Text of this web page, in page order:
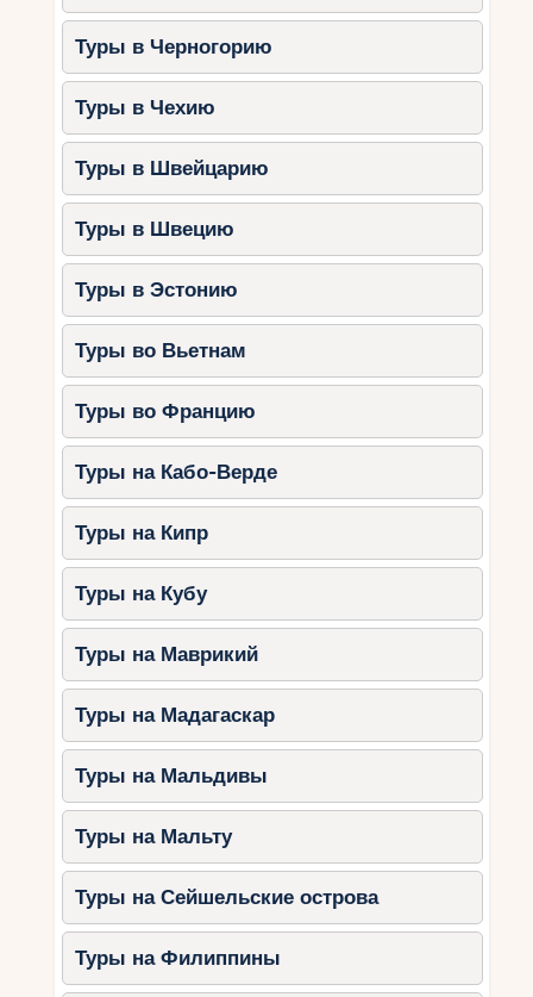
2. Falkensteiner Family Hotel
Diadora (Задар)
Особенности:
Детские бассейны и игровые зоны.
Анимация для детей.
Просторные номера для семей.
3. Amarin Family Hotel (Ровинь)
Особенности:
Развлекательные программы для
Бассейны с горками.
СПА для родителей.
Развлечения для детей
Аквапарки:
Solaris Aquapark — любимые места
для детей.
Музеи и тематические парки:
морской музей в Риеке, парк
динозавров в Фунане.
Природные экскурсии:
национальные парки Плитвицкие
озёра и Крка.
Морские прогулки:катание на
лодках с прозрачным дном.
Полезные советы для
родителей
Туры в Черногорию
Туры в Чехию
Туры в Швейцарию
Туры в Швецию
Туры в Эстонию
Туры во Вьетнам
Туры во Францию
Туры на Кабо-Верде
Туры на Кипр
Туры на Кубу
Туры на Маврикий
Туры на Мадагаскар
Туры на Мальдивы
Туры на Мальту
Туры на Сейшельские острова
Туры на Филиппины